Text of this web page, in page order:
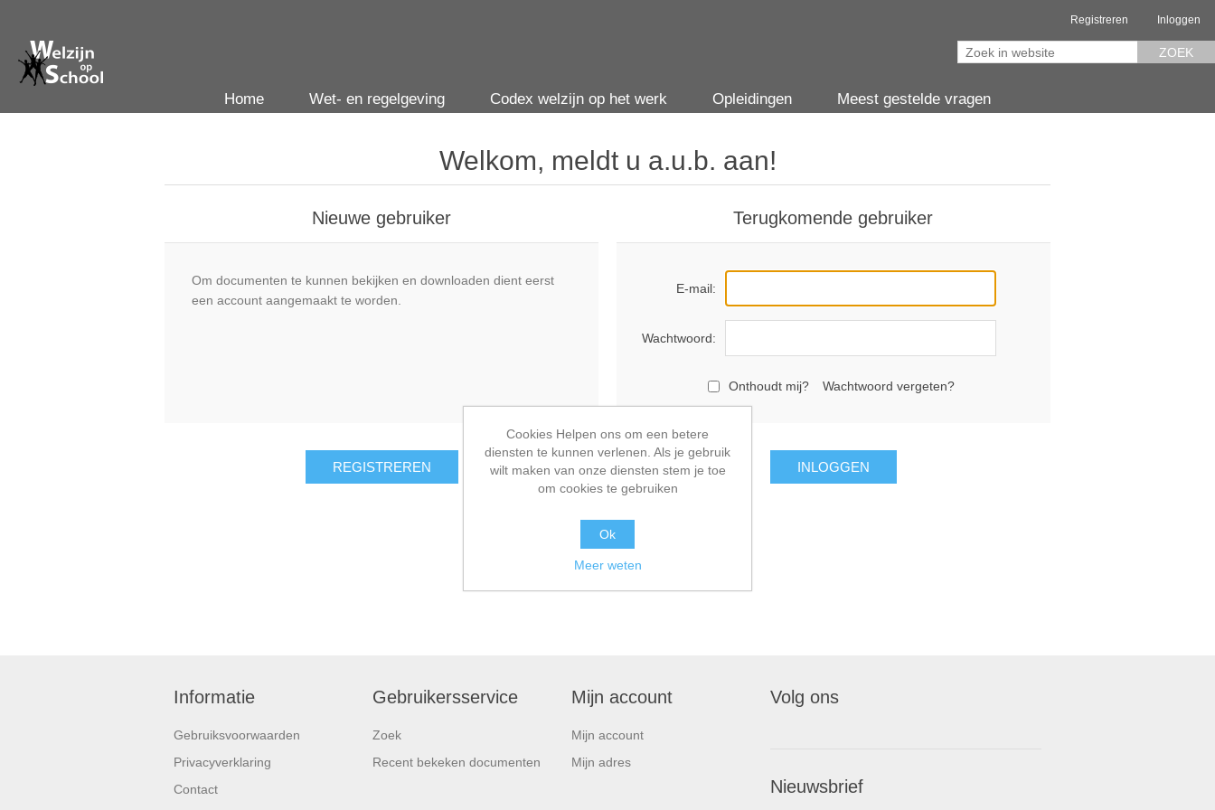
Registreren Inloggen
ZOEK
Home Wet- en regelgeving Codex welzijn op het werk Opleidingen Meest gestelde vragen
Welkom, meldt u a.u.b. aan!
Nieuwe gebruiker
Om documenten te kunnen bekijken en downloaden dient eerst
een account aangemaakt te worden.
REGISTREREN
Terugkomende gebruiker
E-mail:
Wachtwoord:
Onthoudt mij? Wachtwoord vergeten?
INLOGGEN
Informatie
Gebruiksvoorwaarden
Privacyverklaring
Contact
Gebruikersservice
Zoek
Recent bekeken documenten
Mijn account
Mijn account
Mijn adres
Volg ons
Nieuwsbrief
Cookies Helpen ons om een betere
diensten te kunnen verlenen. Als je gebruik
wilt maken van onze diensten stem je toe
om cookies te gebruiken
Ok
Meer weten